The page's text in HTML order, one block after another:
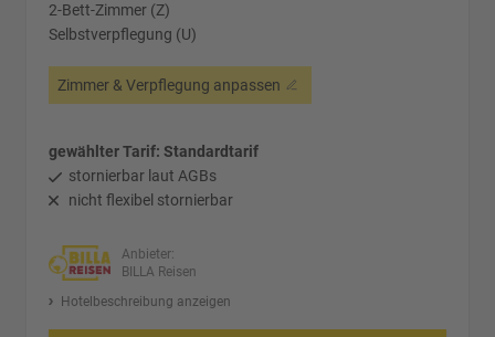
2-Bett-Zimmer (Z)
Selbstverpflegung (U)
Zimmer & Verpflegung anpassen
gewählter Tarif: Standardtarif
stornierbar laut AGBs
nicht flexibel stornierbar
Anbieter:
BILLA Reisen
Hotelbeschreibung anzeigen